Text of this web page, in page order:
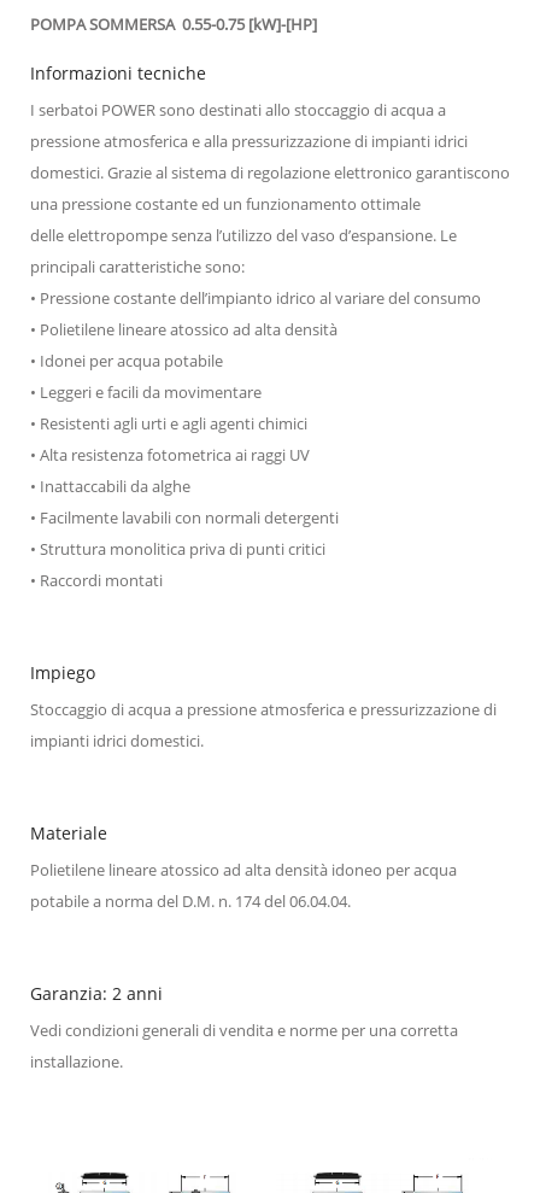
POMPA SOMMERSA 0.55-0.75 [kW]-[HP]
Informazioni tecniche
I serbatoi POWER sono destinati allo stoccaggio di acqua a
pressione atmosferica e alla pressurizzazione di impianti idrici
domestici. Grazie al sistema di regolazione elettronico garantiscono
una pressione costante ed un funzionamento ottimale
delle elettropompe senza l’utilizzo del vaso d’espansione. Le
principali caratteristiche sono:
• Pressione costante dell’impianto idrico al variare del consumo
• Polietilene lineare atossico ad alta densità
• Idonei per acqua potabile
• Leggeri e facili da movimentare
• Resistenti agli urti e agli agenti chimici
• Alta resistenza fotometrica ai raggi UV
• Inattaccabili da alghe
• Facilmente lavabili con normali detergenti
• Struttura monolitica priva di punti critici
• Raccordi montati
Impiego
Stoccaggio di acqua a pressione atmosferica e pressurizzazione di
impianti idrici domestici.
Materiale
Polietilene lineare atossico ad alta densità idoneo per acqua
potabile a norma del D.M. n. 174 del 06.04.04.
Garanzia: 2 anni
Vedi condizioni generali di vendita e norme per una corretta
installazione.